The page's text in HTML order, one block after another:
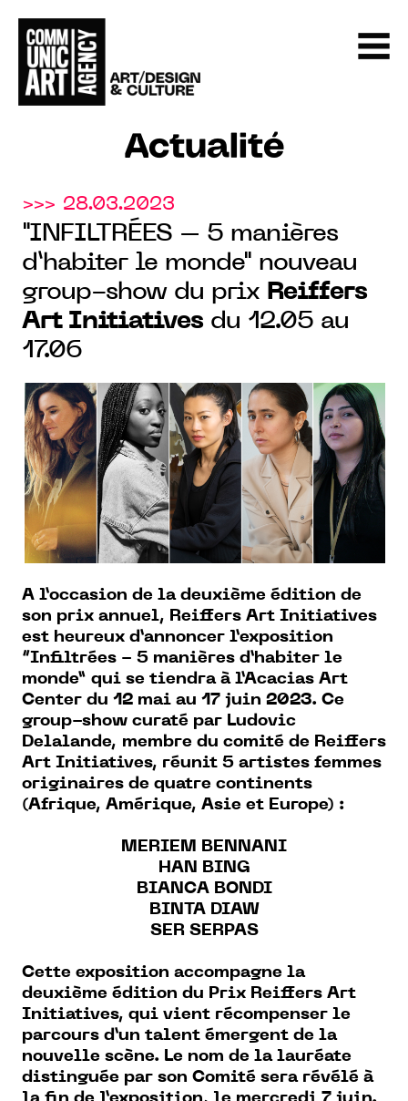
Actualité
>>> 28.03.2023
"INFILTRÉES – 5 manières
d’habiter le monde" nouveau
group-show du prix Reiffers
Art Initiatives du 12.05 au
17.06
A l’occasion de la deuxième édition de
son prix annuel, Reiffers Art Initiatives
est heureux d’annoncer l’exposition
“Infiltrées - 5 manières d’habiter le
monde” qui se tiendra à l’Acacias Art
Center du 12 mai au 17 juin 2023. Ce
group-show curaté par Ludovic
Delalande, membre du comité de Reiffers
Art Initiatives, réunit 5 artistes femmes
originaires de quatre continents
(Afrique, Amérique, Asie et Europe) :
MERIEM BENNANI
HAN BING
BIANCA BONDI
BINTA DIAW
SER SERPAS
Cette exposition accompagne la
deuxième édition du Prix Reiffers Art
Initiatives, qui vient récompenser le
parcours d’un talent émergent de la
nouvelle scène. Le nom de la lauréate
distinguée par son Comité sera révélé à